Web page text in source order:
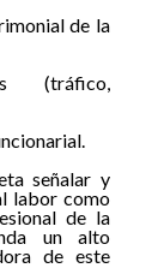
de la
(tráfico,
señalar y
labor como
de la
un alto
de este